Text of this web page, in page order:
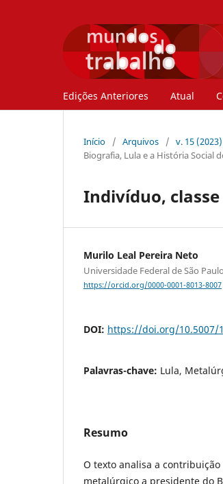
Edições Anteriores Atual
Início / Arquivos / v. 15 (2023)
Biografia, Lula e a História Social
Indivíduo,
Murilo Leal Pereira Neto
Universidade Federal de São Paulo
https://orcid.org/0000-0001-8013-8007
DOI: https://doi.org/10.5007/
Palavras-chave: Lula,
Resumo
O texto analisa a
metalúrgico a presidente do